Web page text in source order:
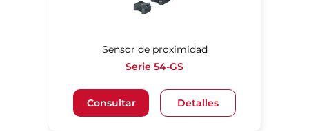
Sensor de proximidad
Serie 54-GS
Consultar Detalles